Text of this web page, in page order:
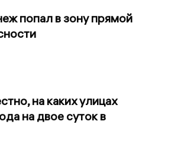
попал в зону прямой
на каких улицах
на двое суток в